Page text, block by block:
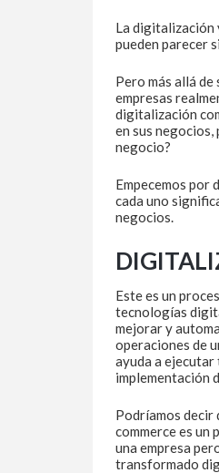
La
pueden parecer
Pero más allá de
empresas
digitalización
en sus negocios,
negocio?
Empecemos por
cada uno
negocios.
Este es un
tecnologías
mejorar y
operaciones de
ayuda a ejecutar
implementación
Podríamos decir
commerce es un
una empresa
transformado